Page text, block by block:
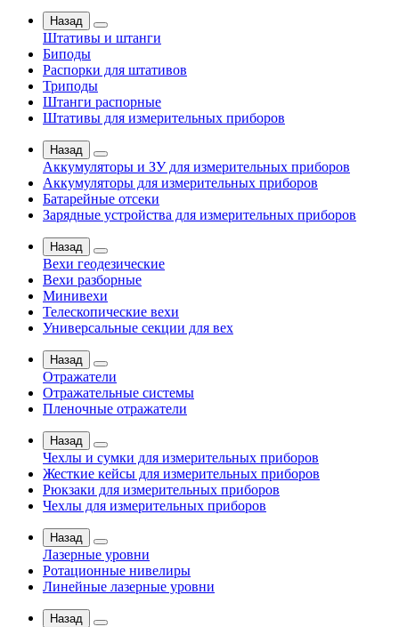
Назад
Штативы и штанги
Биподы
Распорки для штативов
Триподы
Штанги распорные
Штативы для измерительных приборов
Назад
Аккумуляторы и ЗУ для измерительных приборов
Аккумуляторы для измерительных приборов
Батарейные отсеки
Зарядные устройства для измерительных приборов
Назад
Вехи геодезические
Вехи разборные
Минивехи
Телескопические вехи
Универсальные секции для вех
Назад
Отражатели
Отражательные системы
Пленочные отражатели
Назад
Чехлы и сумки для измерительных приборов
Жесткие кейсы для измерительных приборов
Рюкзаки для измерительных приборов
Чехлы для измерительных приборов
Назад
Лазерные уровни
Ротационные нивелиры
Линейные лазерные уровни
Назад